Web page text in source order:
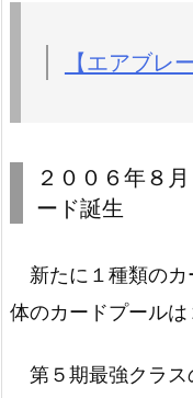
【エアブレ
２００６年８
ード誕生
新たに１種類のカ
体のカードプールは
第５期最強クラス